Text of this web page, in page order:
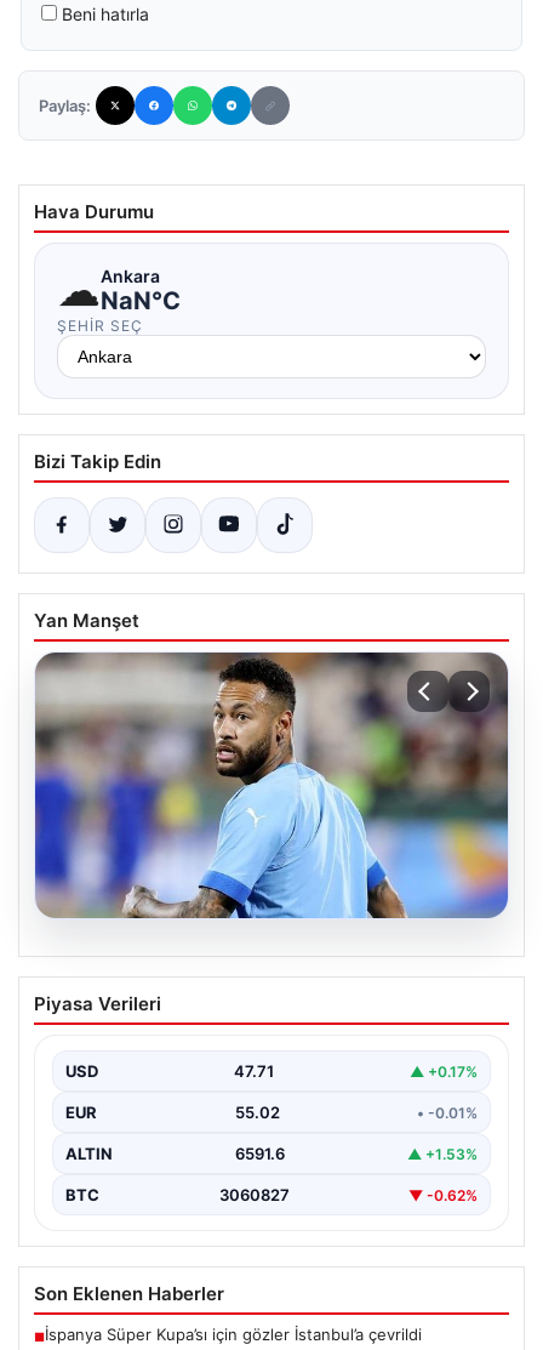
Beni hatırla
Paylaş:
Hava Durumu
☁Ankara
NaN°C
ŞEHIR SEÇ
Bizi Takip Edin
Yan Manşet
05.08.2026
Neymar’ın maç sonrası gerginlik
yaşadığı anlar!
Piyasa Verileri
USD 47.71 ▲ +0.17%
EUR 55.02 • -0.01%
ALTIN 6591.6 ▲ +1.53%
BTC 3060827 ▼ -0.62%
Son Eklenen Haberler
■İspanya Süper Kupa’sı için gözler İstanbul’a çevrildi